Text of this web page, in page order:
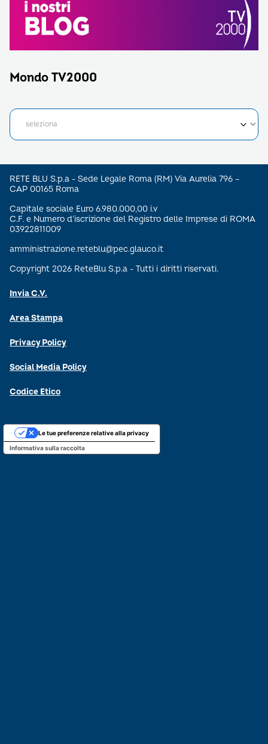
Mondo TV2000
RETE BLU S.p.a - Sede Legale Roma (RM) Via Aurelia 796 –
CAP 00165 Roma
Capitale sociale Euro 6.980.000,00 i.v
C.F. e Numero d’iscrizione del Registro delle Imprese di ROMA
03922811009
amministrazione.reteblu@pec.glauco.it
Copyright 2026 ReteBlu S.p.a - Tutti i diritti riservati.
Invia C.V.
Area Stampa
Privacy Policy
Social Media Policy
Codice Etico
Informativa sulla raccolta
Le tue preferenze relative alla privacy